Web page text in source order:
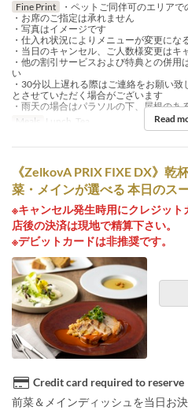
Fine Print
・ペットご同伴可のエリア
・お席のご指定は承れません
・写真はイメージです
・仕入れ状況によりメニューが変更にな
・当日のキャンセル、ご人数様変更は
・他の割引サービスおよび特典との併
い
・30分以上遅れる際はご連絡をお願い
とさせていただく場合がございます
・雨天の場合はパラソルの下、屋根のあ
Meals
Lunch, Tea Read
《ZelkovA PRIX FIXE DX》
菜・メインが選べる 本日のス
※キャンセル発生時用にクレジッ
店後の決済は現地で精算下さい。
※デビットカードは非推奨です。
Credit card required to reserve
前菜＆メインディッシュを当日お